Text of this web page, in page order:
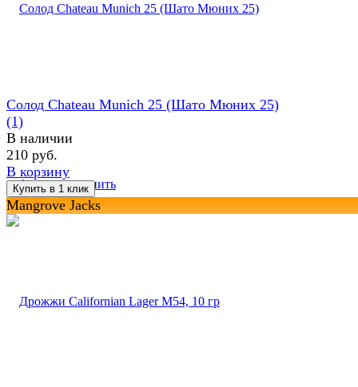
избранное сравнить
Солод Chateau Munich 25 (Шато Мюних 25)
(1)
В наличии
210 руб.
В корзину
Mangrove Jacks